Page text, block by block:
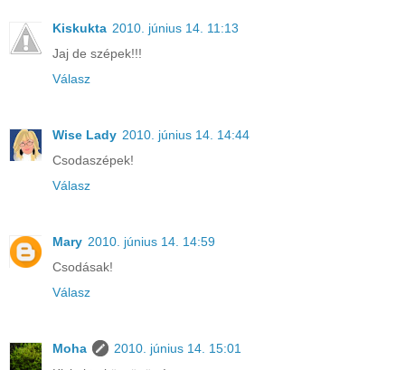
Kiskukta 2010. június 14. 11:13
Jaj de szépek!!!
Válasz
Wise Lady 2010. június 14. 14:44
Csodaszépek!
Válasz
Mary 2010. június 14. 14:59
Csodásak!
Válasz
Moha
2010. június 14. 15:01